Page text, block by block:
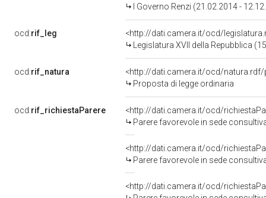
I Governo Renzi (21.02.2014 -
ocd:rif_leg
<http://dati.camera.it/ocd/
Legislatura XVII della Repubblica
ocd:rif_natura
<http://dati.camera.it/ocd/natura.rdf/
Proposta di legge ordinaria
ocd:rif_richiestaParere
<http://dati.camera.it/ocd/
Parere favorevole in sede
<http://dati.camera.it/ocd/
Parere favorevole in sede
<http://dati.camera.it/ocd/